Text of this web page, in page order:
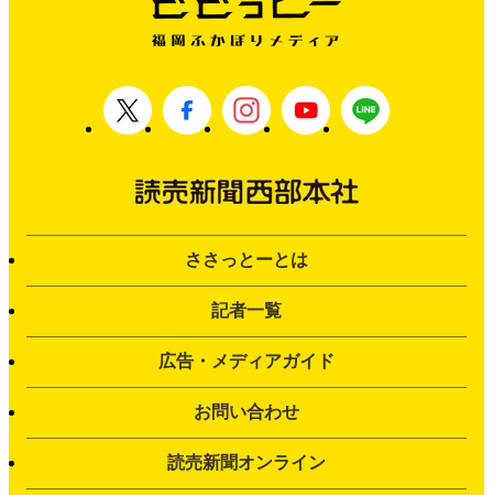
ささっとーとは
記者一覧
広告・メディアガイド
お問い合わせ
読売新聞オンライン